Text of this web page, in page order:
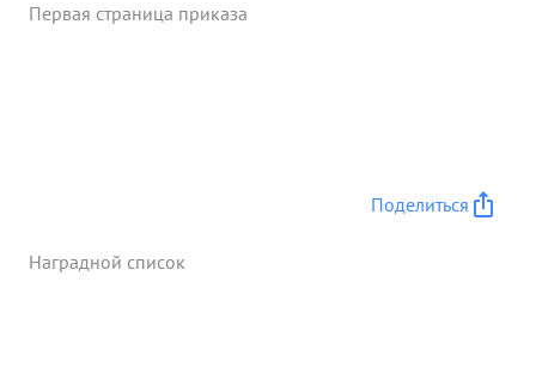
Первая страница приказа
Поделиться
Наградной список